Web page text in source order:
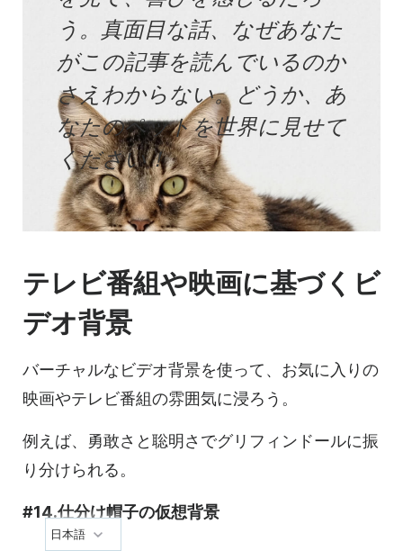
う。真面目な話、なぜあなた
がこの記事を読んでいるのか
さえわからない。どうか、あ
なたのペットを世界に見せて
ください！
テレビ番組や映画に基づく ビ
デオ背景
バーチャルなビデオ背景を使って、お気に入りの
映画やテレビ番組の雰囲気に浸ろう。
例えば、勇敢さと聡明さでグリフィンドールに振
り分けられる。
#14.仕分け帽子の仮想背景
日本語